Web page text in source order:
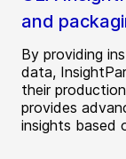
and
By providing
data,
their
provides
insights based